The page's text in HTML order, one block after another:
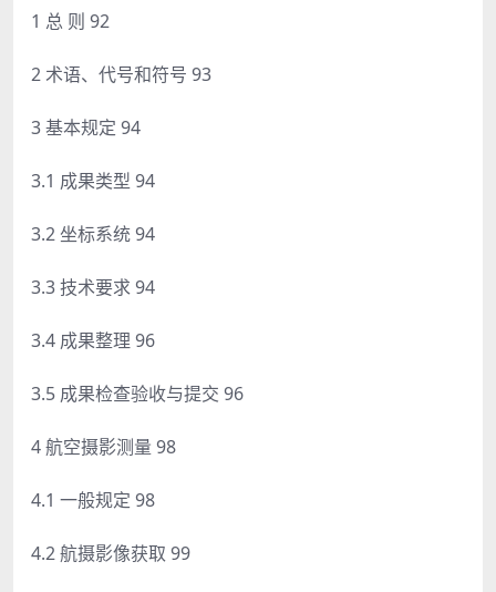
1 总 则 92
2 术语、代号和符号 93
3 基本规定 94
3.1 成果类型 94
3.2 坐标系统 94
3.3 技术要求 94
3.4 成果整理 96
3.5 成果检查验收与提交 96
4 航空摄影测量 98
4.1 一般规定 98
4.2 航摄影像获取 99